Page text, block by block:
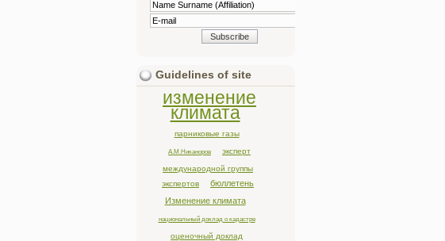
Guidelines of site
изменение
климата
парниковые газы
А.М.Никаноров
эксперт
международной группы
экспертов
бюллетень
Изменение климата
национальный доклад о кадастре
оценочный доклад